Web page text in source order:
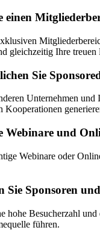
einen
gleichzeitig Ihre treuen
Sie
Unternehmen
Kooperationen
Webinare und
Webinare oder
Sie Sponsoren
hohe Besucherzahl
führen.